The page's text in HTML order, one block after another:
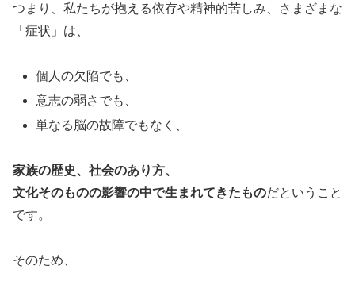
つまり、私たちが抱える依存や精神的苦しみ、さまざまな
「症状」は、
個人の欠陥でも、
意志の弱さでも、
単なる脳の故障でもなく、
家族の歴史、社会のあり方、
文化そのものの影響の中で生まれてきたものだということ
です。
そのため、